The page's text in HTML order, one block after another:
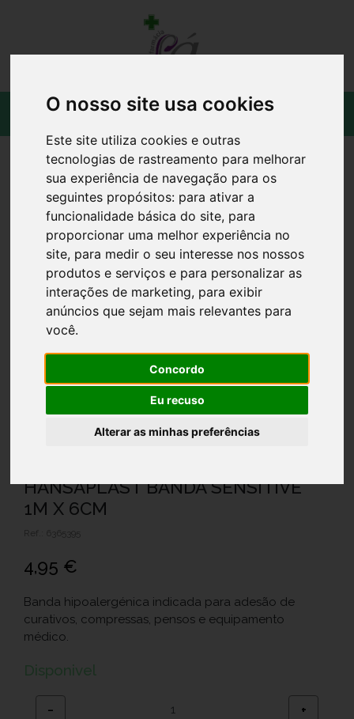
O nosso site usa cookies
Este site utiliza cookies e outras
tecnologias de rastreamento para melhorar
sua experiência de navegação para os
seguintes propósitos: para ativar a
funcionalidade básica do site, para
proporcionar uma melhor experiência no
site, para medir o seu interesse nos nossos
produtos e serviços e para personalizar as
interações de marketing, para exibir
anúncios que sejam mais relevantes para
você.
Concordo
Eu recuso
Alterar as minhas preferências
HANSAPLAST BANDA SENSITIVE
1M X 6CM
Ref.: 6365395
4,95 €
Banda hipoalergénica indicada para adesão de
curativos, compressas, pensos e equipamento
médico.
Disponivel
− +